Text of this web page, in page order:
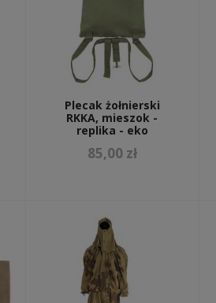
Plecak żołnierski
RKKA, mieszok -
replika - eko
85,00 zł